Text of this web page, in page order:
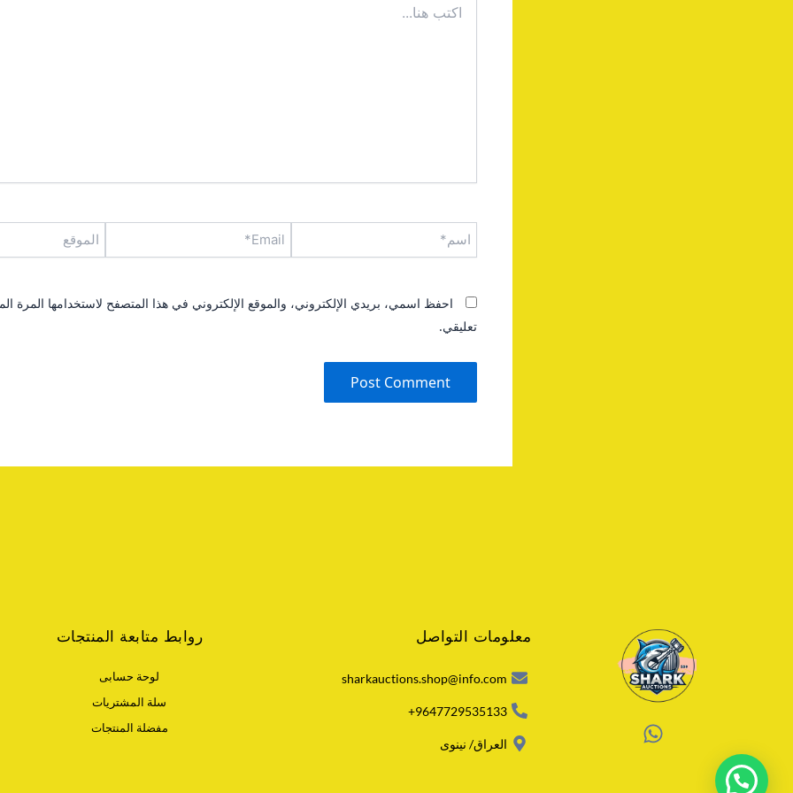
هنا...
اسم* Email* الموقع
احفظ اسمي، بريدي الإلكتروني، والموقع الإلكتروني في هذا المتصفح لاستخدامها المرة
تعليقي.
W
معلومات التواصل
sharkauctions.shop@info.com
9647729535133+
العراق/ نينوى
روابط متابعة المنتجات
لوحة حسابى
سلة المشتريات
مفضلة المنتجات